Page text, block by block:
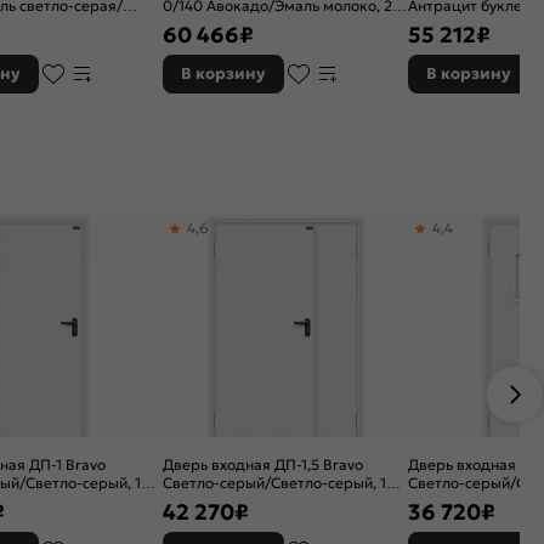
светло-серая/
2 замка, с
0/140 Авокадо/Эмаль молоко, 2
замка, с ночной задвижкой
60 466₽
В корзину
Антрацит букле/
айс, 2 замка, с
55 212₽
В корзину
ДП-1 Bravo
Светло-серый, 1
Дверь входная ДП-1,5 Bravo
Светло-серый/Светло-серый, 1
замок
4,6
42 270₽
Дверь входная
Светло-серый/
замок
4,4
36 720₽